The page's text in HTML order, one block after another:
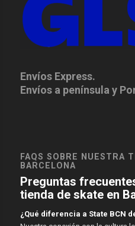
Envíos Express.
Envíos a península y
FAQS SOBRE NUESTRA
BARCELONA
Preguntas
tienda de skate en
¿Qué diferencia a State BCN